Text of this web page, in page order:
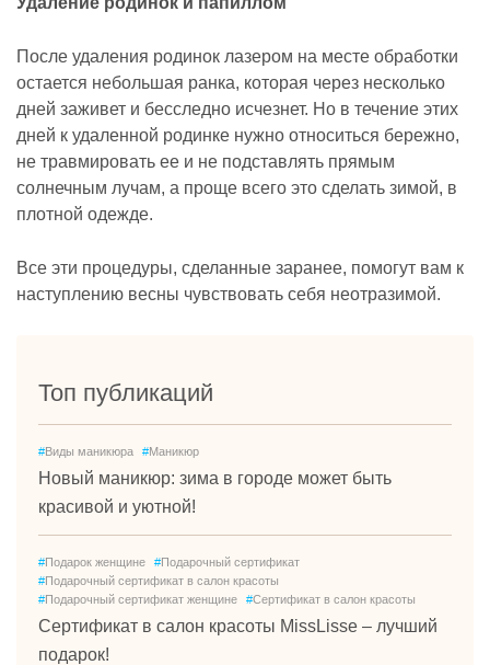
После удаления родинок лазером на месте обработки
остается небольшая ранка, которая через несколько
дней заживет и бесследно исчезнет. Но в течение этих
дней к удаленной родинке нужно относиться бережно,
не травмировать ее и не подставлять прямым
солнечным лучам, а проще всего это сделать зимой, в
плотной одежде.
Все эти процедуры, сделанные заранее, помогут вам к
наступлению весны чувствовать себя неотразимой.
Топ публикаций
#Виды маникюра #Маникюр
Новый маникюр: зима в городе может быть
красивой и уютной!
#Подарок женщине #Подарочный сертификат
#Подарочный сертификат в салон красоты
#Подарочный сертификат женщине #Сертификат в салон красоты
Сертификат в салон красоты MissLisse – лучший
подарок!